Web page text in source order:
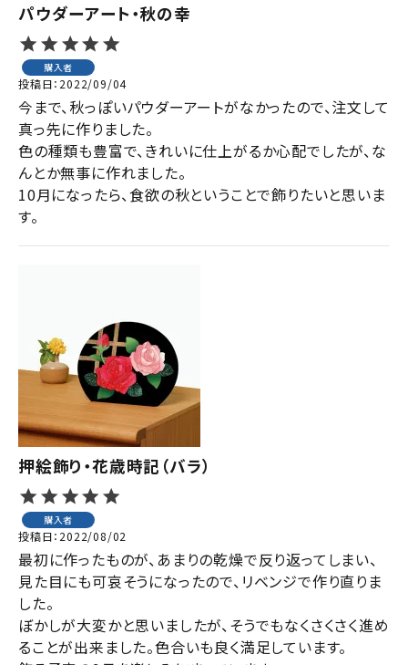
パウダーアート・秋の幸
購入者
投稿日 2022/09/04
今まで、秋っぽいパウダーアートがなかったので、注文して
真っ先に作りました。
色の種類も豊富で、きれいに仕上がるか心配でしたが、な
んとか無事に作れました。
10月になったら、食欲の秋ということで飾りたいと思いま
す。
押絵飾り・花歳時記（バラ）
購入者
投稿日 2022/08/02
最初に作ったものが、あまりの乾燥で反り返ってしまい、
見た目にも可哀そうになったので、リベンジで作り直りま
した。
ぼかしが大変かと思いましたが、そうでもなくさくさく進め
ることが出来ました。色合いも良く満足しています。